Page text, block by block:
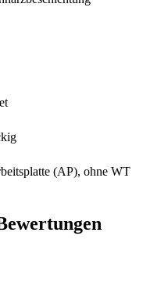
(AP), ohne WT